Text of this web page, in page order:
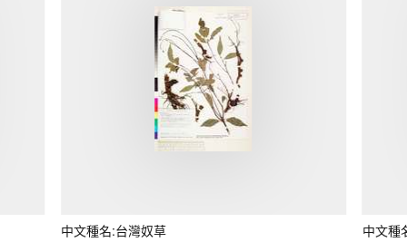
中文種名:台灣奴草 中文種